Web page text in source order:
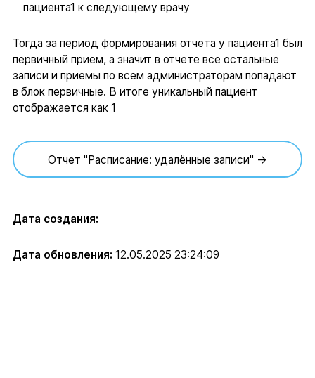
пациента1 к следующему врачу
Тогда за период формирования отчета у пациента1 был
первичный прием, а значит в отчете все остальные
записи и приемы по всем администраторам попадают
в блок первичные. В итоге уникальный пациент
отображается как 1
Отчет "Расписание: удалённые записи" →
Дата создания:
Дата обновления: 12.05.2025 23:24:09